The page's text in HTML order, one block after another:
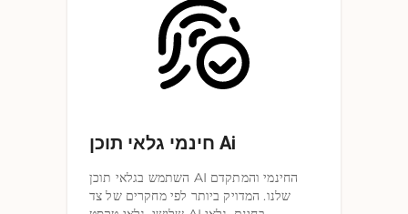
חינמי גלאי תוכן Ai
השתמש בגלאי תוכן AI החינמי והמתקדם
שלנו. המדויק ביותר לפי מחקרים של צד